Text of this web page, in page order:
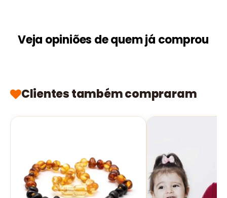
Veja opiniões de quem já comprou
Clientes também compraram